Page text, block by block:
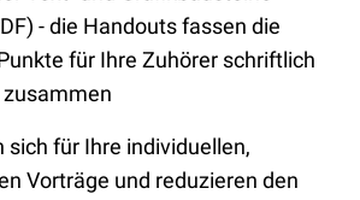
- die Handouts fassen die
für Ihre Zuhörer schriftlich
sich für Ihre individuellen,
Vorträge und reduzieren den